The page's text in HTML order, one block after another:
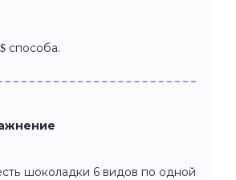
способа.
шоколадки 6 видов по одной